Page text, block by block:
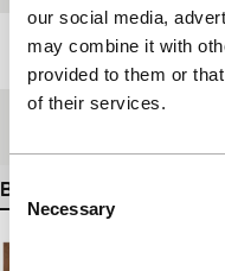
our social media,
may combine it with
provided to them or
of their services.
Consent
Selection
Necessary
Lengte 110'
Bekijk meer details